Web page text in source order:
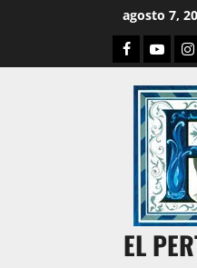
agosto 7,
Facebook
Youtube
EL